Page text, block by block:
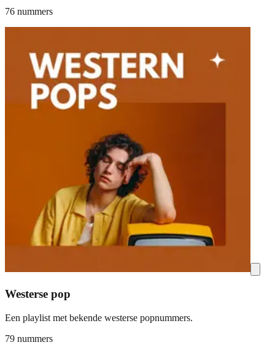
76 nummers
Westerse pop
Een playlist met bekende westerse popnummers.
79 nummers